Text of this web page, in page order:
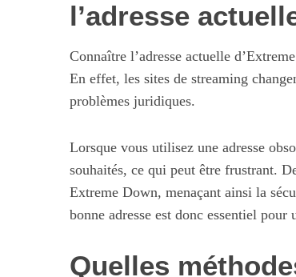
l’adresse
Connaître l’adresse actuelle
En effet, les sites de streaming
problèmes juridiques.
Lorsque vous utilisez une adresse
souhaités, ce qui peut être frustrant.
Extreme Down, menaçant ainsi la
bonne adresse est donc essentiel
Quelles